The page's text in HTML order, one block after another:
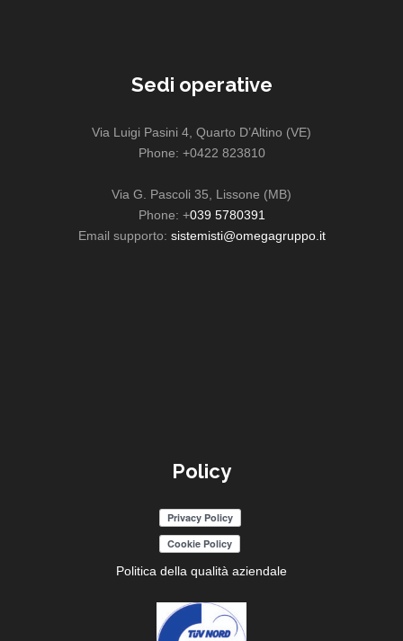
Sedi operative
Via Luigi Pasini 4, Quarto D’Altino (VE)
Phone: +0422 823810
Via G. Pascoli 35, Lissone (MB)
Phone: +039 5780391
Email supporto: sistemisti@omegagruppo.it
Policy
Politica della qualità aziendale